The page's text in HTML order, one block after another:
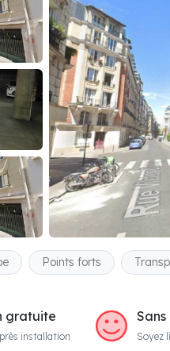
Points forts
gratuite
installation Soyez